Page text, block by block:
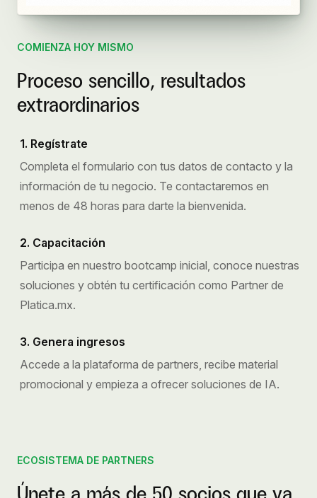
COMIENZA HOY MISMO
Proceso sencillo, resultados
extraordinarios
1. Regístrate
Completa el formulario con tus datos de contacto y la
información de tu negocio. Te contactaremos en
menos de 48 horas para darte la bienvenida.
2. Capacitación
Participa en nuestro bootcamp inicial, conoce nuestras
soluciones y obtén tu certificación como Partner de
Platica.mx.
3. Genera ingresos
Accede a la plataforma de partners, recibe material
promocional y empieza a ofrecer soluciones de IA.
ECOSISTEMA DE PARTNERS